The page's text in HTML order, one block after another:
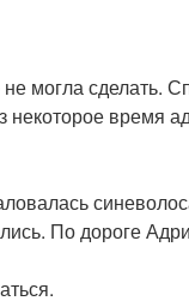
могла сделать.
время
По дороге